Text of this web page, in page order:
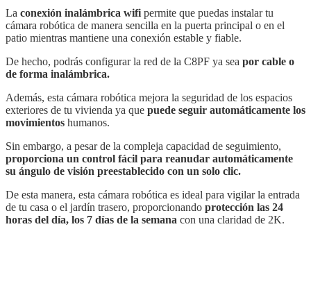
La conexión inalámbrica wifi permite que puedas instalar tu
cámara robótica de manera sencilla en la puerta principal o en el
patio mientras mantiene una conexión estable y fiable.
De hecho, podrás configurar la red de la C8PF ya sea por cable o
de forma inalámbrica.
Además, esta cámara robótica mejora la seguridad de los espacios
exteriores de tu vivienda ya que puede seguir automáticamente los
movimientos humanos.
Sin embargo, a pesar de la compleja capacidad de seguimiento,
proporciona un control fácil para reanudar automáticamente
su ángulo de visión preestablecido con un solo clic.
De esta manera, esta cámara robótica es ideal para vigilar la entrada
de tu casa o el jardín trasero, proporcionando protección las 24
horas del día, los 7 días de la semana con una claridad de 2K.